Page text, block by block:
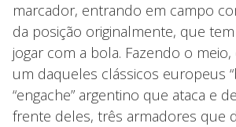
marcador, entrando em campo
da posição originalmente, que
jogar com a bola. Fazendo o
um daqueles clássicos europeus
“engache” argentino que ataca e
frente deles, três armadores que